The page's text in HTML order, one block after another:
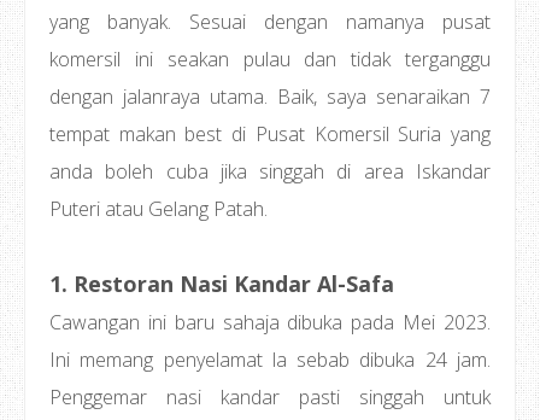
yang banyak. Sesuai dengan namanya pusat
komersil ini seakan pulau dan tidak terganggu
dengan jalanraya utama. Baik, saya senaraikan 7
tempat makan best di Pusat Komersil Suria yang
anda boleh cuba jika singgah di area Iskandar
Puteri atau Gelang Patah.
1. Restoran Nasi Kandar Al-Safa
Cawangan ini baru sahaja dibuka pada Mei 2023.
Ini memang penyelamat la sebab dibuka 24 jam.
Penggemar nasi kandar pasti singgah untuk